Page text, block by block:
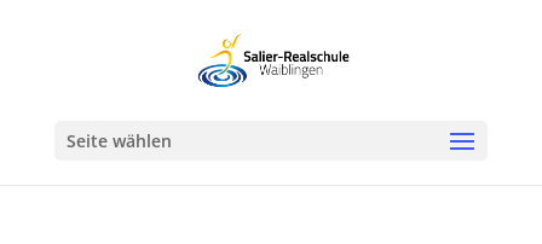
Seite wählen